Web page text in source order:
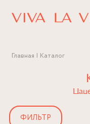
Главная Каталог
ФИЛЬТР